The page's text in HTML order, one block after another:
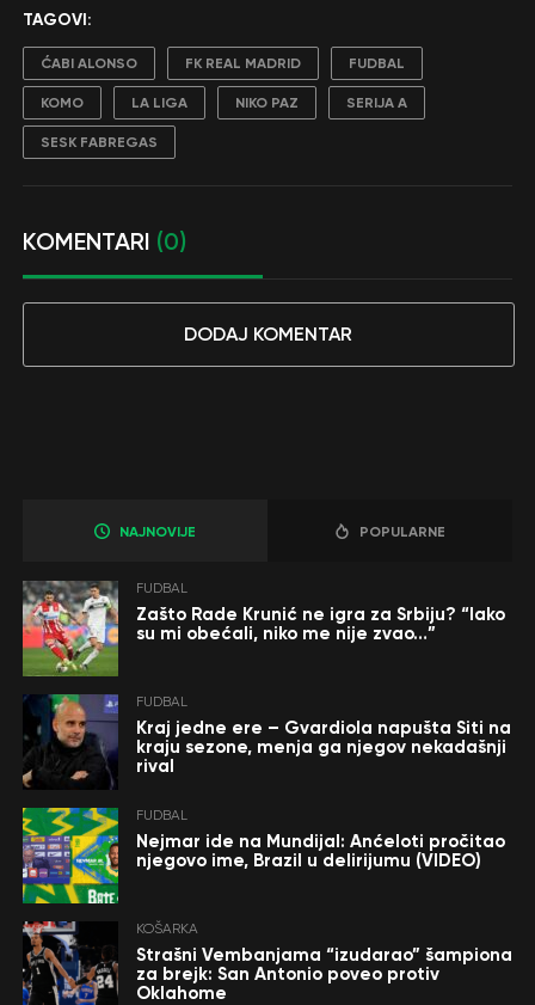
TAGOVI:
ĆABI ALONSO FK REAL MADRID FUDBAL
KOMO LA LIGA NIKO PAZ SERIJA A
SESK FABREGAS
KOMENTARI (0)
DODAJ KOMENTAR
NAJNOVIJE POPULARNE
FUDBAL
Zašto Rade Krunić ne igra za Srbiju? “Iako
su mi obećali, niko me nije zvao…”
FUDBAL
Kraj jedne ere – Gvardiola napušta Siti na
kraju sezone, menja ga njegov nekadašnji
rival
FUDBAL
Nejmar ide na Mundijal: Anćeloti pročitao
njegovo ime, Brazil u delirijumu (VIDEO)
KOŠARKA
Strašni Vembanjama “izudarao” šampiona
za brejk: San Antonio poveo protiv
Oklahome